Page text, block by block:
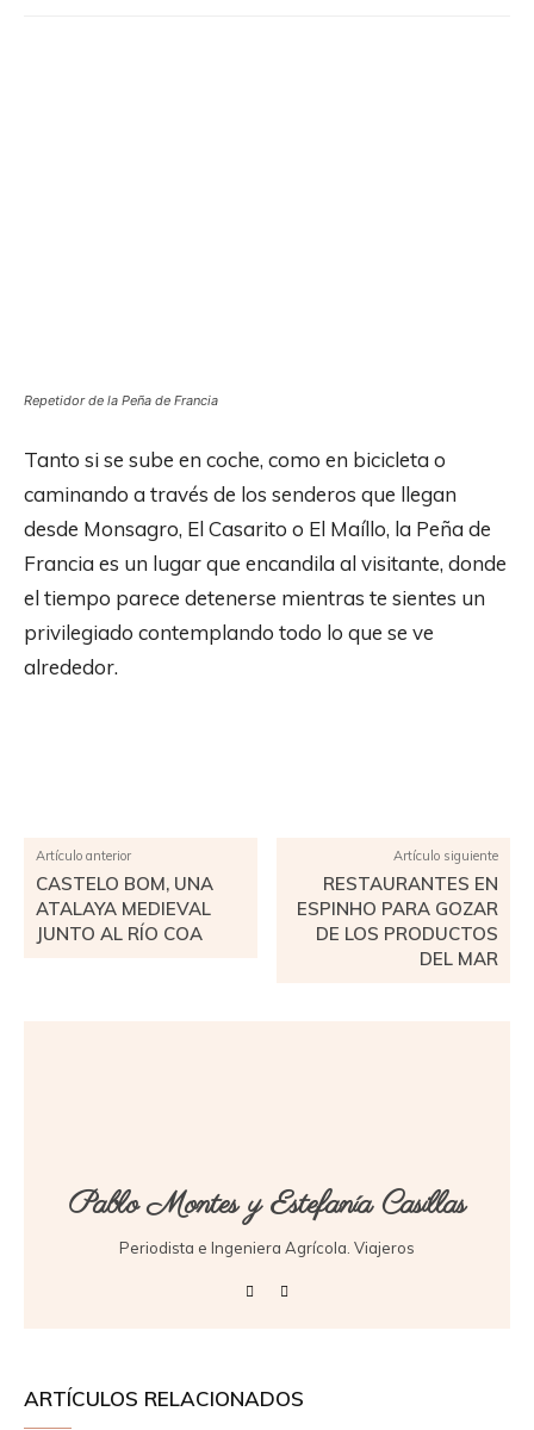
Repetidor de la Peña de Francia
Tanto si se sube en coche, como en bicicleta o
caminando a través de los senderos que llegan
desde Monsagro, El Casarito o El Maíllo, la Peña de
Francia es un lugar que encandila al visitante, donde
el tiempo parece detenerse mientras te sientes un
privilegiado contemplando todo lo que se ve
alrededor.
Artículo anterior
CASTELO BOM, UNA
ATALAYA MEDIEVAL
JUNTO AL RÍO COA
Artículo siguiente
RESTAURANTES EN
ESPINHO PARA GOZAR
DE LOS PRODUCTOS
DEL MAR
Pablo Montes y Estefanía Casillas
Periodista e Ingeniera Agrícola. Viajeros
ARTÍCULOS RELACIONADOS